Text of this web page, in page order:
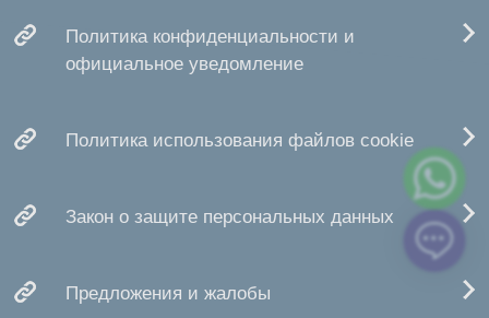
Политика конфиденциальности и
официальное уведомление
Политика использования файлов cookie
Закон о защите персональных данных
Предложения и жалобы